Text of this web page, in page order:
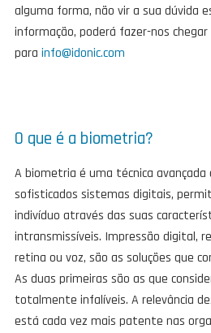
alguma forma, não vir a sua dúvida
informação, poderá fazer-nos
para info@idonic.com
O que é a biometria?
A biometria é uma técnica avançada
sofisticados sistemas digitais,
indivíduo através das suas
intransmissíveis. Impressão digital,
retina ou voz, são as soluções que
As duas primeiras são as que
totalmente infalíveis. A relevância
está cada vez mais patente nas